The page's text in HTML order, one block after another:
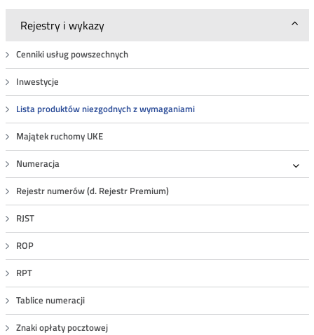
Rejestry i wykazy
Cenniki usług powszechnych
Inwestycje
Lista produktów niezgodnych z wymaganiami
Majątek ruchomy UKE
Numeracja
Rejestr numerów (d. Rejestr Premium)
RJST
ROP
RPT
Tablice numeracji
Znaki opłaty pocztowej